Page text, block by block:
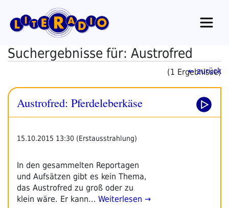
Inhalt
springen
Suchergebnisse für: Austrofred
(1 Ergebnisse)
← zurück
Austrofred: Pferdeleberkäse
15.10.2015 13:30 (Erstausstrahlung)
In den gesammelten Reportagen
und Aufsätzen gibt es kein Thema,
das Austrofred zu groß oder zu
klein wäre. Er kann… Weiterlesen →